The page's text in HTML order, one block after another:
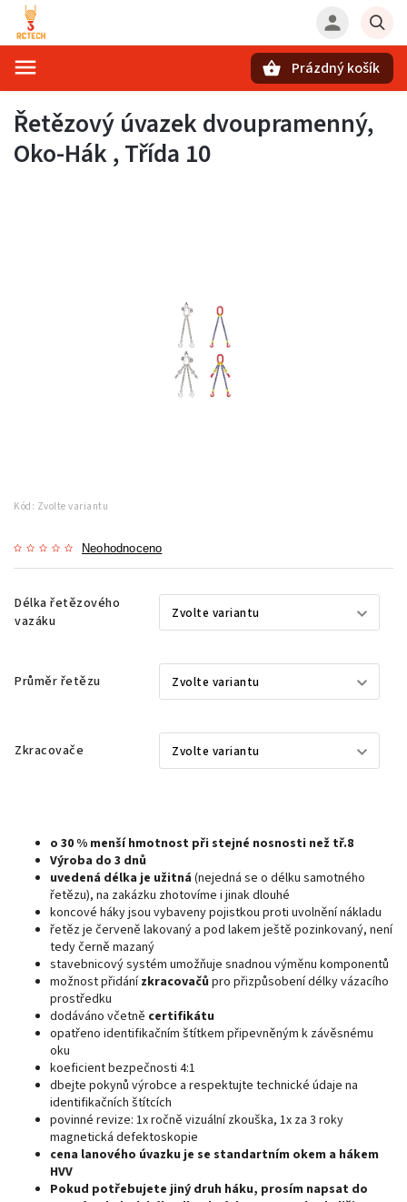
Prázdný košík
Řetězový úvazek dvoupramenný,
Oko-Hák , Třída 10
Kód: Zvolte variantu
Neohodnoceno
Délka řetězového
vazáku
Průměr řetězu
Zkracovače
o 30 % menší hmotnost při stejné nosnosti než tř.8
Výroba do 3 dnů
uvedená délka je užitná (nejedná se o délku samotného
řetězu), na zakázku zhotovíme i jinak dlouhé
koncové háky jsou vybaveny pojistkou proti uvolnění nákladu
řetěz je červeně lakovaný a pod lakem ještě pozinkovaný, není
tedy černě mazaný
stavebnicový systém umožňuje snadnou výměnu komponentů
možnost přidání zkracovačů pro přizpůsobení délky vázacího
prostředku
dodáváno včetně certifikátu
opatřeno identifikačním štítkem připevněným k závěsnému
oku
koeficient bezpečnosti 4:1
dbejte pokynů výrobce a respektujte technické údaje na
identifikačních štítcích
povinné revize: 1x ročně vizuální zkouška, 1x za 3 roky
magnetická defektoskopie
cena lanového úvazku je se standartním okem a hákem
HVV
Pokud potřebujete jiný druh háku, prosím napsat do